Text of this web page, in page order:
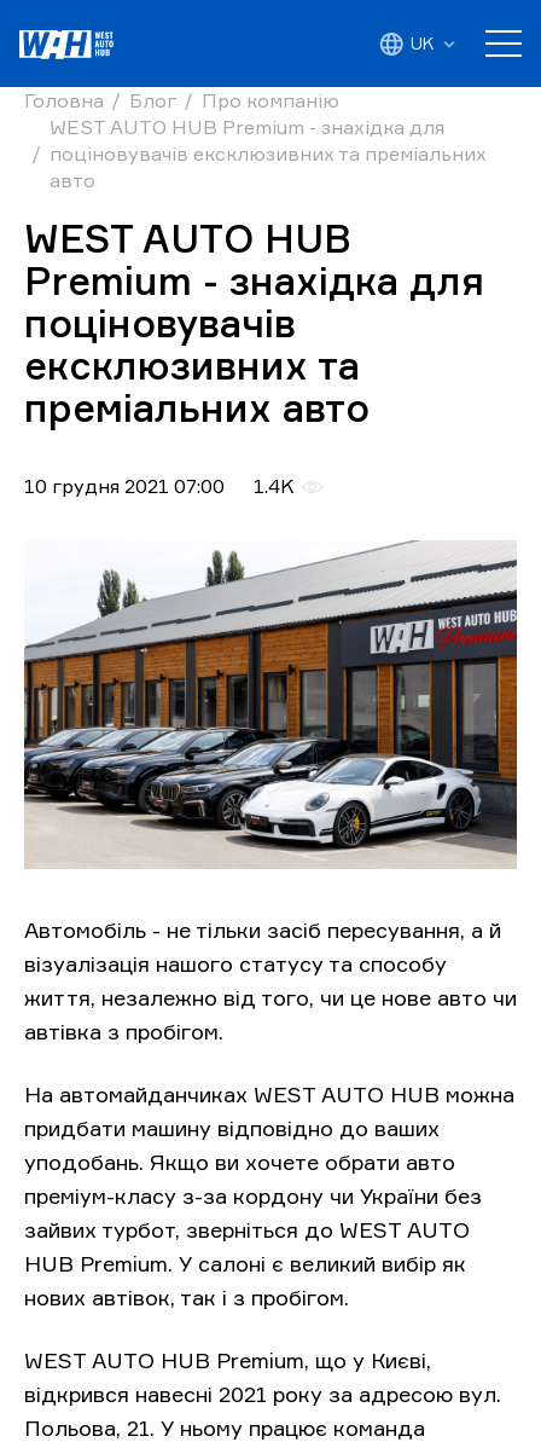
UK
Головна Блог
Про компанію
WEST AUTO HUB Premium - знахідка для
поціновувачів ексклюзивних та преміальних
авто
WEST AUTO HUB
Premium - знахідка для
поціновувачів
ексклюзивних та
преміальних авто
10 грудня 2021 07:00 1.4K
Автомобіль - не тільки засіб пересування, а й
візуалізація нашого статусу та способу
життя, незалежно від того, чи це нове авто чи
автівка з пробігом.
На автомайданчиках WEST AUTO HUB можна
придбати машину відповідно до ваших
уподобань. Якщо ви хочете обрати авто
преміум-класу з-за кордону чи України без
зайвих турбот, зверніться до WEST AUTO
HUB Premium. У салоні є великий вибір як
нових автівок, так і з пробігом.
WEST AUTO HUB Premium, що у Києві,
відкрився навесні 2021 року за адресою вул.
Польова, 21. У ньому працює команда